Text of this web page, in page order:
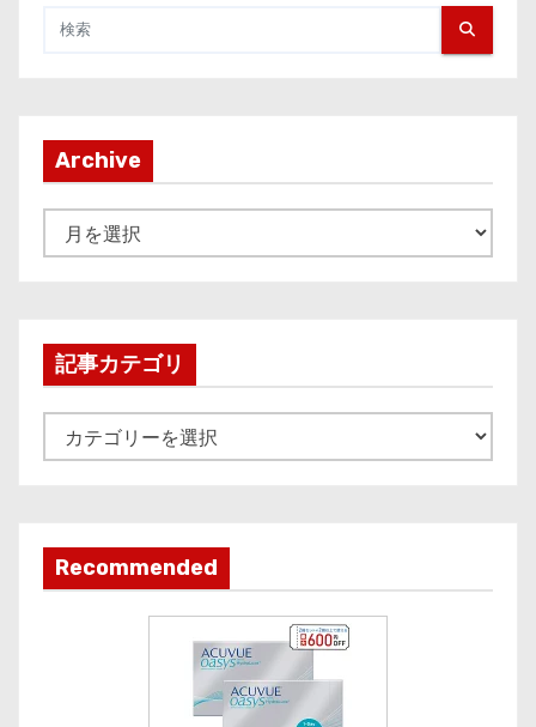
Archive
r
v
記事カテゴリ
事
ゴ
リ
Recommended